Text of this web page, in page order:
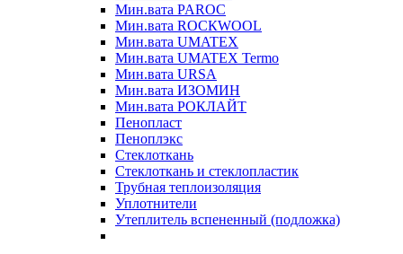
Мин.вата PAROC
Мин.вата ROCКWOOL
Мин.вата UMATEX
Мин.вата UMATEX Termo
Мин.вата URSA
Мин.вата ИЗОМИН
Мин.вата РОКЛАЙТ
Пенопласт
Пеноплэкс
Стеклоткань
Стеклоткань и стеклопластик
Трубная теплоизоляция
Уплотнители
Утеплитель вспененный (подложка)